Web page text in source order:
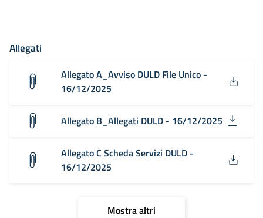
Allegati
Allegato A_Avviso DULD File Unico -
16/12/2025
Allegato B_Allegati DULD - 16/12/2025
Allegato C Scheda Servizi DULD -
16/12/2025
Mostra altri